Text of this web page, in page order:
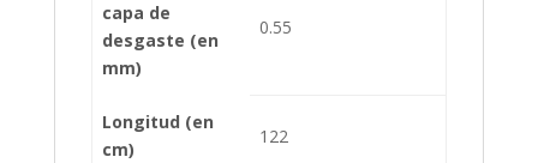
capa de
desgaste (en
mm)
0.55
Longitud (en
cm)
122